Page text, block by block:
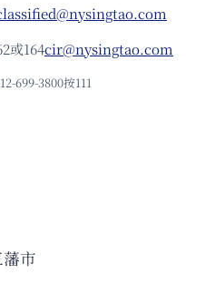
或164cir@nysingtao.com
699-3800按111
市